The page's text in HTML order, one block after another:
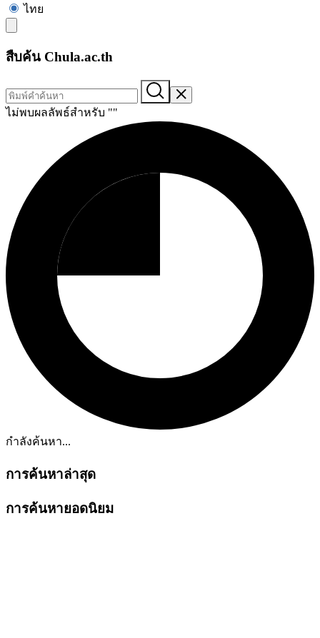
ไทย
สืบค้น Chula.ac.th
ไม่พบผลลัพธ์สำหรับ ""
กำลังค้นหา...
การค้นหาล่าสุด
การค้นหายอดนิยม